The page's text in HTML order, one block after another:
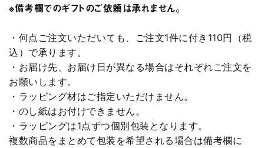
※備考欄でのギフトのご依頼は承れません。
・何点ご注文いただいても、ご注文1件に付き110円（税
込）で承ります。
・お届け先、お届け日が異なる場合はそれぞれご注文を
お願いします。
・ラッピング材はご指定いただけません。
・のし紙はお付けできません。
・ラッピングは1点ずつ個別包装となります。
複数商品をまとめて包装を希望される場合は備考欄に